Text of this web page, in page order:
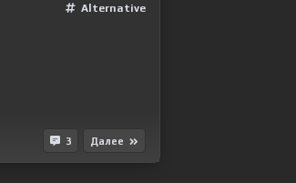
Alternative
3 Далее